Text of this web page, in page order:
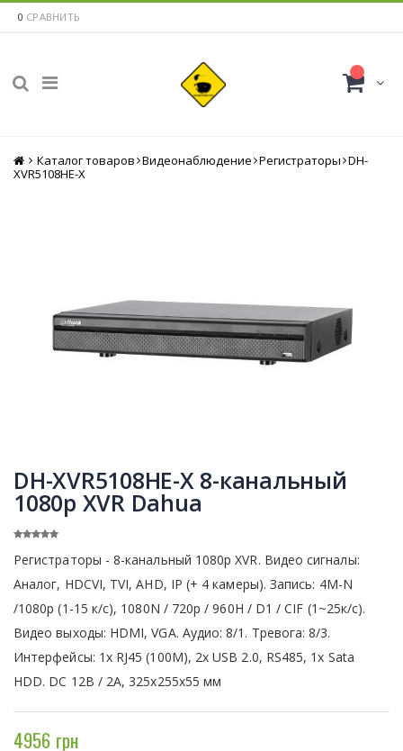
0 СРАВНИТЬ
Главная
Каталог товаров Видеонаблюдение Регистраторы DH-
XVR5108HE-X
DH-XVR5108HE-X 8-канальный
1080p XVR Dahua
Регистраторы - 8-канальный 1080p XVR. Видео сигналы:
Аналог, HDCVI, TVI, AHD, IP (+ 4 камеры). Запись: 4M-N
/1080p (1-15 к/с), 1080N / 720p / 960H / D1 / CIF (1~25к/с).
Видео выходы: HDMI, VGA. Аудио: 8/1. Тревога: 8/3.
Интерфейсы: 1x RJ45 (100M), 2x USB 2.0, RS485, 1x Sata
HDD. DC 12В / 2А, 325x255x55 мм
4956 грн